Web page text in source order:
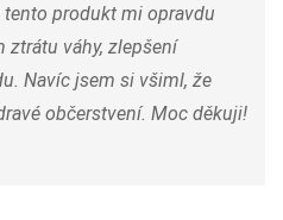
produkt mi opravdu
ztrátu váhy, zlepšení
Navíc jsem si všiml, že
občerstvení. Moc děkuji!